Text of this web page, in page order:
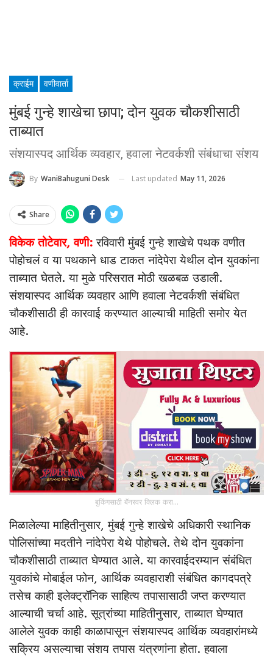
क्राईम वणीवार्ता
मुंबई गुन्हे शाखेचा छापा; दोन युवक चौकशीसाठी
ताब्यात
संशयास्पद आर्थिक व्यवहार, हवाला नेटवर्कशी संबंधाचा संशय
By WaniBahuguni Desk Last updated May 11, 2026
Share
विकेक तोटेवार, वणी: रविवारी मुंबई गुन्हे शाखेचे पथक वणीत
पोहोचलं व या पथकाने धाड टाकत नांदेपेरा येथील दोन युवकांना
ताब्यात घेतले. या मुळे परिसरात मोठी खळबळ उडाली.
संशयास्पद आर्थिक व्यवहार आणि हवाला नेटवर्कशी संबंधित
चौकशीसाठी ही कारवाई करण्यात आल्याची माहिती समोर येत
आहे.
बुकिंगसाठी बॅनरवर क्लिक करा...
मिळालेल्या माहितीनुसार, मुंबई गुन्हे शाखेचे अधिकारी स्थानिक
पोलिसांच्या मदतीने नांदेपेरा येथे पोहोचले. तेथे दोन युवकांना
चौकशीसाठी ताब्यात घेण्यात आले. या कारवाईदरम्यान संबंधित
युवकांचे मोबाईल फोन, आर्थिक व्यवहाराशी संबंधित कागदपत्रे
तसेच काही इलेक्ट्रॉनिक साहित्य तपासासाठी जप्त करण्यात
आल्याची चर्चा आहे. सूत्रांच्या माहितीनुसार, ताब्यात घेण्यात
आलेले युवक काही काळापासून संशयास्पद आर्थिक व्यवहारांमध्ये
सक्रिय असल्याचा संशय तपास यंत्रणांना होता. हवाला